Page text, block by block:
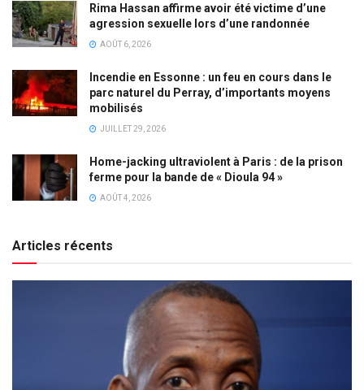
Rima Hassan affirme avoir été victime d’une
agression sexuelle lors d’une randonnée
AOÛT 6, 2026
Incendie en Essonne : un feu en cours dans le
parc naturel du Perray, d’importants moyens
mobilisés
JUILLET 29, 2026
Home-jacking ultraviolent à Paris : de la prison
ferme pour la bande de « Dioula 94 »
AOÛT 4, 2026
Articles récents